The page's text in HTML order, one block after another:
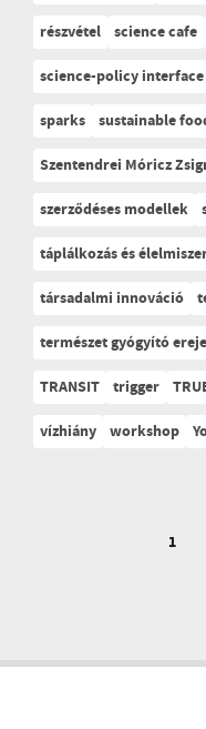
részvétel science cafe
science-policy interface
sparks sustainable
Szentendrei Móricz
szerződéses modellek
táplálkozás és
társadalmi innováció
természet gyógyító ereje
TRANSIT trigger
vízhiány workshop
1